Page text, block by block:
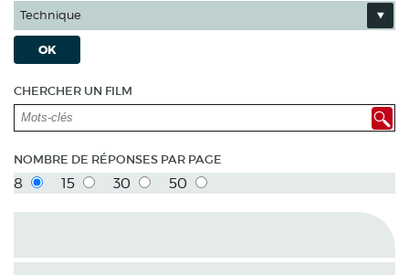
Technique
OK
CHERCHER UN FILM
NOMBRE DE RÉPONSES PAR PAGE
8 15 30 50